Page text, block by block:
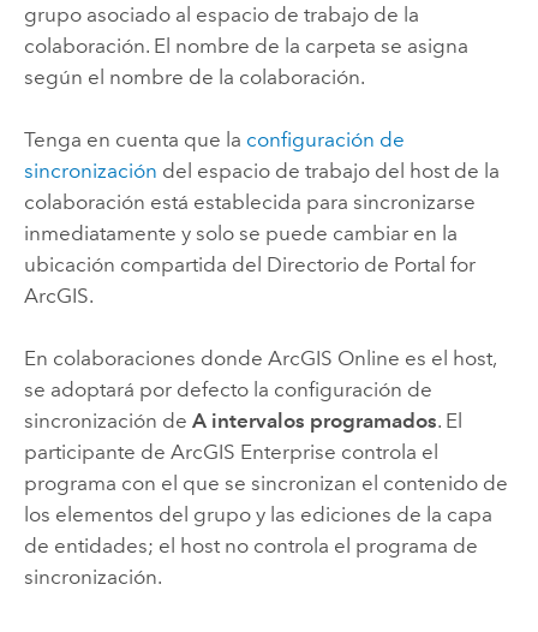
grupo asociado al espacio de trabajo de la
colaboración. El nombre de la carpeta se asigna
según el nombre de la colaboración.
Tenga en cuenta que la configuración de
sincronización del espacio de trabajo del host de la
colaboración está establecida para sincronizarse
inmediatamente y solo se puede cambiar en la
ubicación compartida del Directorio de Portal for
ArcGIS.
En colaboraciones donde ArcGIS Online es el host,
se adoptará por defecto la configuración de
sincronización de A intervalos programados. El
participante de ArcGIS Enterprise controla el
programa con el que se sincronizan el contenido de
los elementos del grupo y las ediciones de la capa
de entidades; el host no controla el programa de
sincronización.